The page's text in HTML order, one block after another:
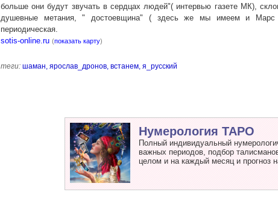
больше они будут звучать в сердцах людей"( интервью газете МК),
душевные метания, " достоевщина" ( здесь же мы имеем и Марс
периодическая.
sotis-online.ru (показать карту)
теги: шаман, ярослав_дронов, встанем, я_русский
Нумерология ТАРО
Полный индивидуальный
важных периодов, подбор
целом и на каждый месяц и прогноз